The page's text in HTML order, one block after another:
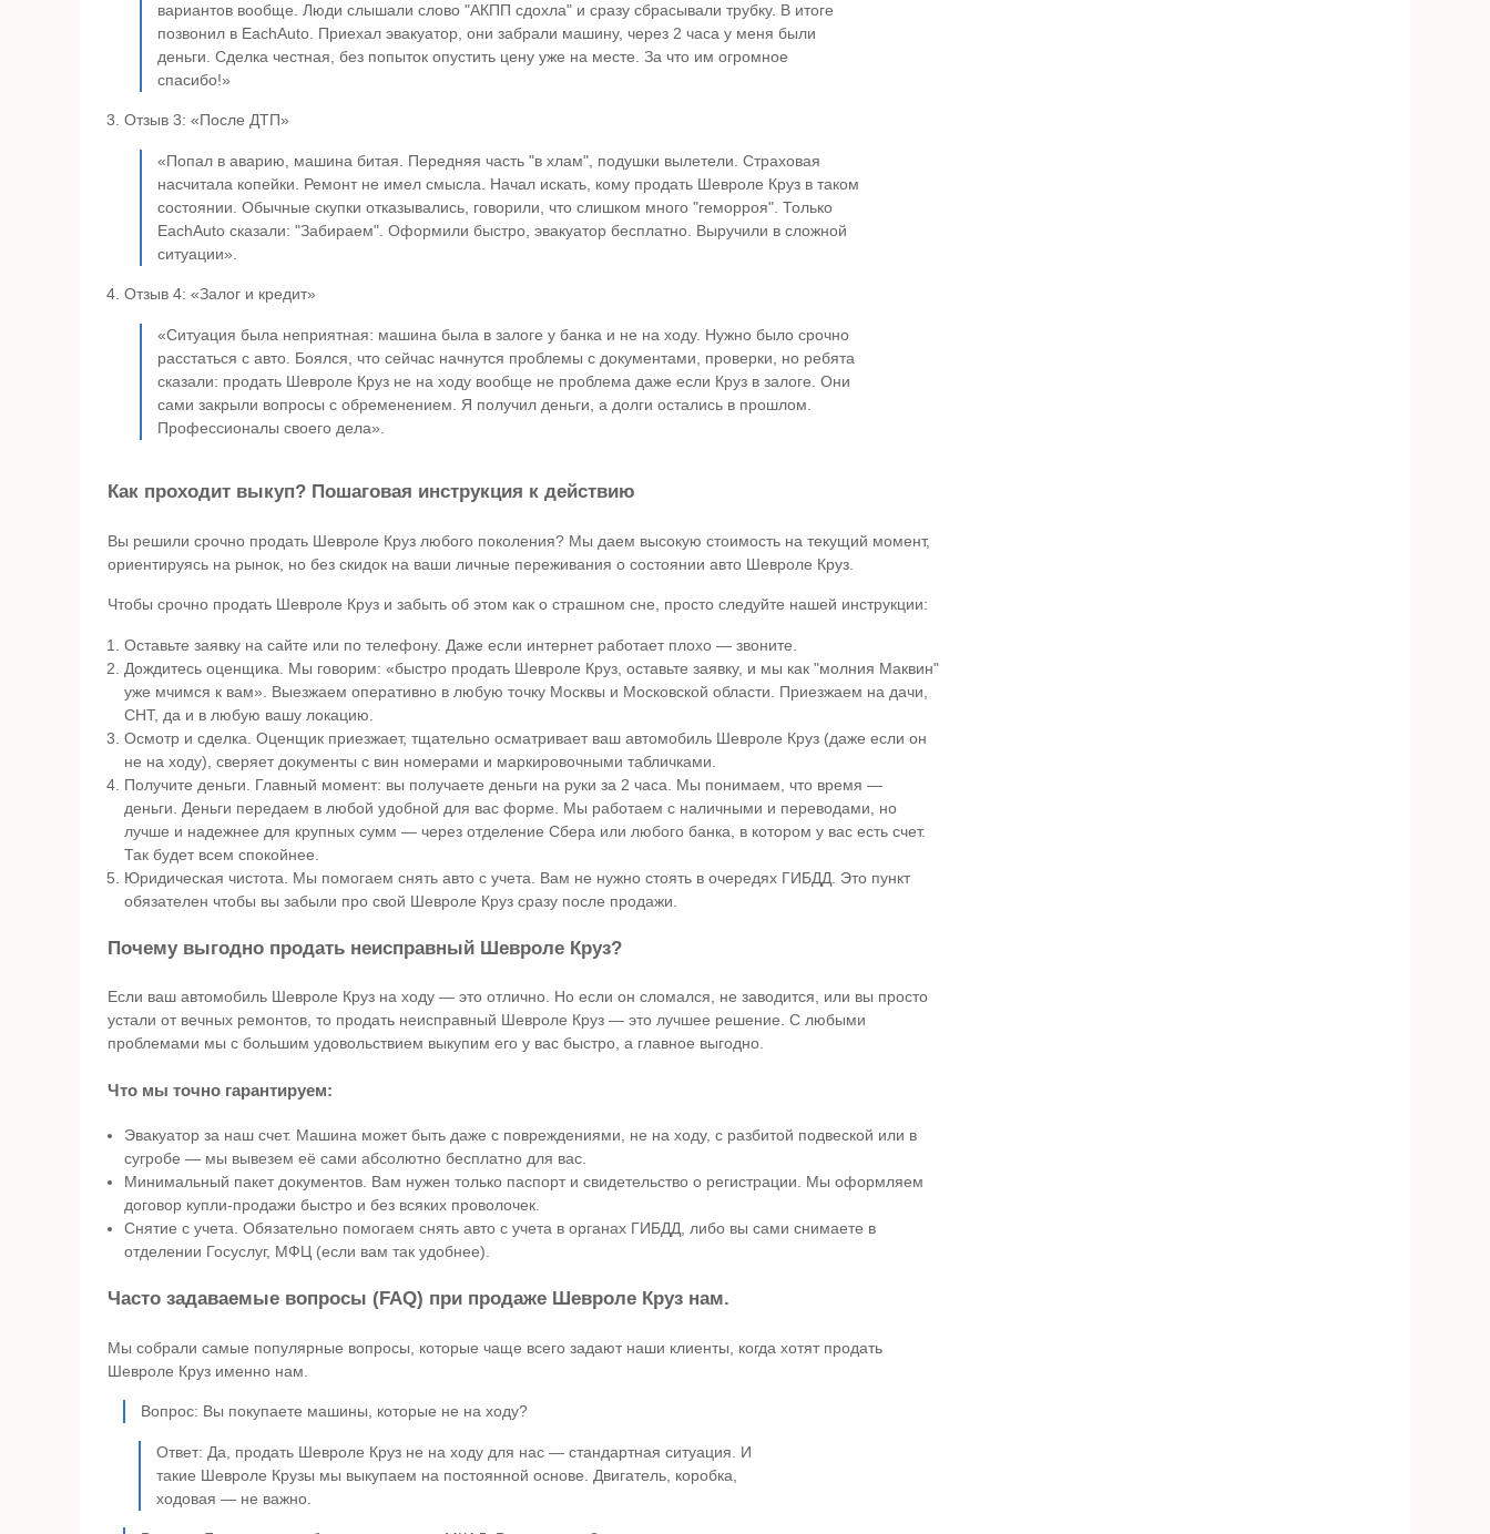
вариантов вообще. Люди слышали слово "АКПП сдохла" и сразу сбрасывали трубку. В итоге
позвонил в EachAuto. Приехал эвакуатор, они забрали машину, через 2 часа у меня были
деньги. Сделка честная, без попыток опустить цену уже на месте. За что им огромное
спасибо!»
Отзыв 3: «После ДТП»
«Попал в аварию, машина битая. Передняя часть "в хлам", подушки вылетели. Страховая
насчитала копейки. Ремонт не имел смысла. Начал искать, кому продать Шевроле Круз в таком
состоянии. Обычные скупки отказывались, говорили, что слишком много "геморроя". Только
EachAuto сказали: "Забираем". Оформили быстро, эвакуатор бесплатно. Выручили в сложной
ситуации».
Отзыв 4: «Залог и кредит»
«Ситуация была неприятная: машина была в залоге у банка и не на ходу. Нужно было срочно
расстаться с авто. Боялся, что сейчас начнутся проблемы с документами, проверки, но ребята
сказали: продать Шевроле Круз не на ходу вообще не проблема даже если Круз в залоге. Они
сами закрыли вопросы с обременением. Я получил деньги, а долги остались в прошлом.
Профессионалы своего дела».
Как проходит выкуп? Пошаговая инструкция к действию
Вы решили срочно продать Шевроле Круз любого поколения? Мы даем высокую стоимость на текущий момент,
ориентируясь на рынок, но без скидок на ваши личные переживания о состоянии авто Шевроле Круз.
Чтобы срочно продать Шевроле Круз и забыть об этом как о страшном сне, просто следуйте нашей инструкции:
Оставьте заявку на сайте или по телефону. Даже если интернет работает плохо — звоните.
Дождитесь оценщика. Мы говорим: «быстро продать Шевроле Круз, оставьте заявку, и мы как "молния Маквин"
уже мчимся к вам». Выезжаем оперативно в любую точку Москвы и Московской области. Приезжаем на дачи,
СНТ, да и в любую вашу локацию.
Осмотр и сделка. Оценщик приезжает, тщательно осматривает ваш автомобиль Шевроле Круз (даже если он
не на ходу), сверяет документы с вин номерами и маркировочными табличками.
Получите деньги. Главный момент: вы получаете деньги на руки за 2 часа. Мы понимаем, что время —
деньги. Деньги передаем в любой удобной для вас форме. Мы работаем с наличными и переводами, но
лучше и надежнее для крупных сумм — через отделение Сбера или любого банка, в котором у вас есть счет.
Так будет всем спокойнее.
Юридическая чистота. Мы помогаем снять авто с учета. Вам не нужно стоять в очередях ГИБДД. Это пункт
обязателен чтобы вы забыли про свой Шевроле Круз сразу после продажи.
Почему выгодно продать неисправный Шевроле Круз?
Если ваш автомобиль Шевроле Круз на ходу — это отлично. Но если он сломался, не заводится, или вы просто
устали от вечных ремонтов, то продать неисправный Шевроле Круз — это лучшее решение. С любыми
проблемами мы с большим удовольствием выкупим его у вас быстро, а главное выгодно.
Что мы точно гарантируем:
Эвакуатор за наш счет. Машина может быть даже с повреждениями, не на ходу, с разбитой подвеской или в
сугробе — мы вывезем её сами абсолютно бесплатно для вас.
Минимальный пакет документов. Вам нужен только паспорт и свидетельство о регистрации. Мы оформляем
договор купли-продажи быстро и без всяких проволочек.
Снятие с учета. Обязательно помогаем снять авто с учета в органах ГИБДД, либо вы сами снимаете в
отделении Госуслуг, МФЦ (если вам так удобнее).
Часто задаваемые вопросы (FAQ) при продаже Шевроле Круз нам.
Мы собрали самые популярные вопросы, которые чаще всего задают наши клиенты, когда хотят продать
Шевроле Круз именно нам.
Вопрос: Вы покупаете машины, которые не на ходу?
Ответ: Да, продать Шевроле Круз не на ходу для нас — стандартная ситуация. И
такие Шевроле Крузы мы выкупаем на постоянной основе. Двигатель, коробка,
ходовая — не важно.